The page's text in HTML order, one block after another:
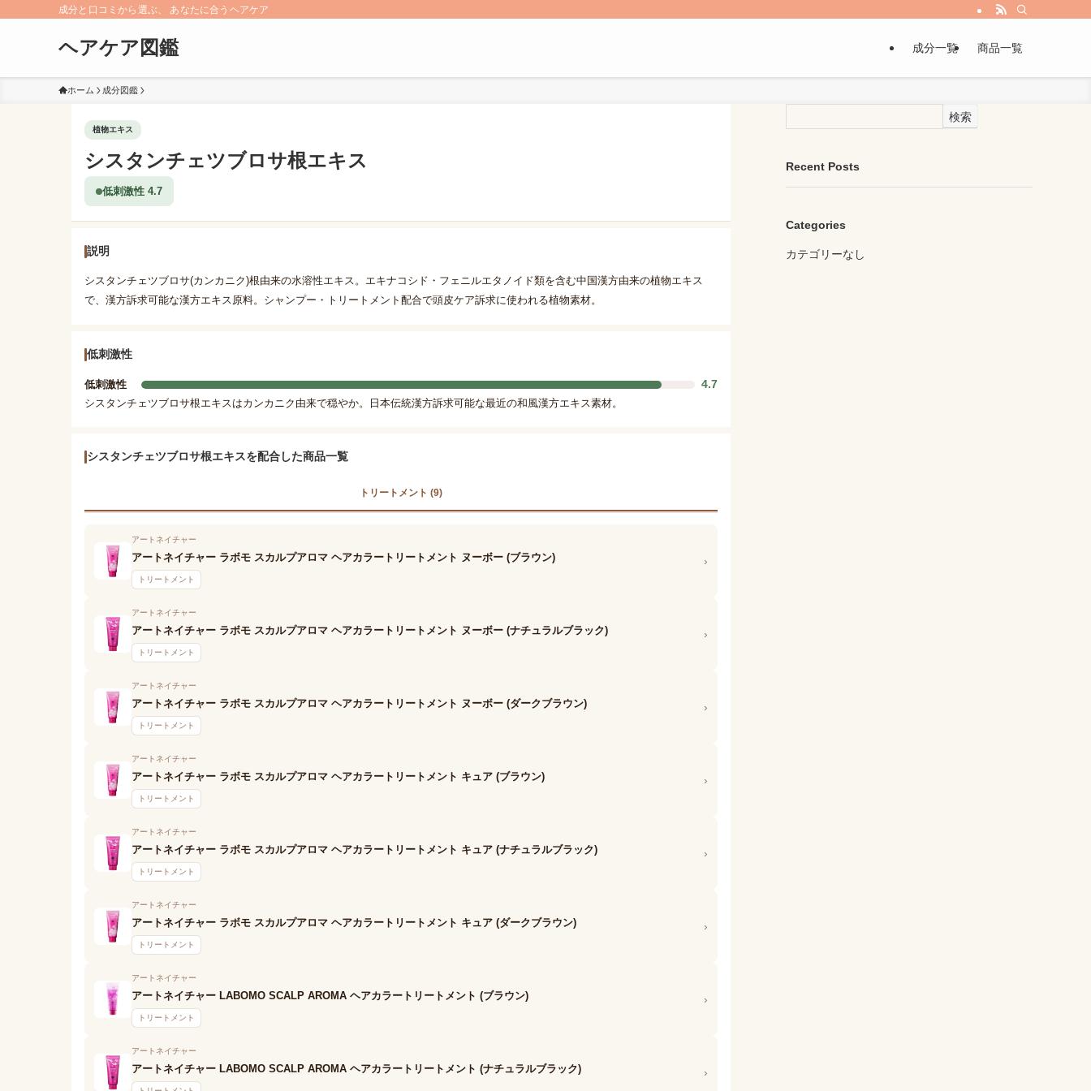
成分と口コミから選ぶ、 あなたに合うヘアケア
ヘアケア図鑑 成分一覧 商品一覧
ホーム 成分図鑑
植物エキス
シスタンチェツブロサ根エキス
低刺激性 4.7
説明
シスタンチェツブロサ(カンカニク)根由来の水溶性エキス。エキナコシド・フェニルエタノイド類を含む中国漢方由来の植物エキス
で、漢方訴求可能な漢方エキス原料。シャンプー・トリートメント配合で頭皮ケア訴求に使われる植物素材。
低刺激性
低刺激性 4.7
シスタンチェツブロサ根エキスはカンカニク由来で穏やか。日本伝統漢方訴求可能な最近の和風漢方エキス素材。
シスタンチェツブロサ根エキスを配合した商品一覧
トリートメント (9)
アートネイチャー
アートネイチャー ラボモ スカルプアロマ ヘアカラートリートメント ヌーボー (ブラウン)
トリートメント
›
アートネイチャー
アートネイチャー ラボモ スカルプアロマ ヘアカラートリートメント ヌーボー (ナチュラルブラック)
トリートメント
›
アートネイチャー
アートネイチャー ラボモ スカルプアロマ ヘアカラートリートメント ヌーボー (ダークブラウン)
トリートメント
›
アートネイチャー
アートネイチャー ラボモ スカルプアロマ ヘアカラートリートメント キュア (ブラウン)
トリートメント
›
アートネイチャー
アートネイチャー ラボモ スカルプアロマ ヘアカラートリートメント キュア (ナチュラルブラック)
トリートメント
›
アートネイチャー
アートネイチャー ラボモ スカルプアロマ ヘアカラートリートメント キュア (ダークブラウン)
トリートメント
›
アートネイチャー
アートネイチャー LABOMO SCALP AROMA ヘアカラートリートメント (ブラウン)
トリートメント
›
アートネイチャー
アートネイチャー LABOMO SCALP AROMA ヘアカラートリートメント (ナチュラルブラック) ›
検索
Recent Posts
Categories
カテゴリーなし